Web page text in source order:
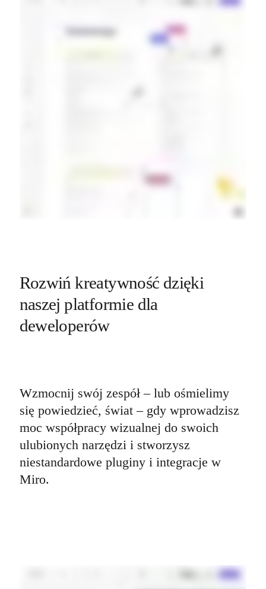
Rozwiń kreatywność dzięki
naszej platformie dla
deweloperów
Wzmocnij swój zespół – lub ośmielimy
się powiedzieć, świat – gdy wprowadzisz
moc współpracy wizualnej do swoich
ulubionych narzędzi i stworzysz
niestandardowe pluginy i integracje w
Miro.